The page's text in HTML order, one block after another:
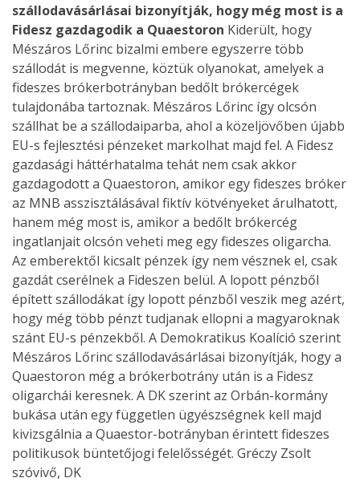
szállodavásárlásai bizonyítják, hogy még most is a
Fidesz gazdagodik a Quaestoron Kiderült, hogy
Mészáros Lőrinc bizalmi embere egyszerre több
szállodát is megvenne, köztük olyanokat, amelyek a
fideszes brókerbotrányban bedőlt brókercégek
tulajdonába tartoznak. Mészáros Lőrinc így olcsón
szállhat be a szállodaiparba, ahol a közeljövőben újabb
EU-s fejlesztési pénzeket markolhat majd fel. A Fidesz
gazdasági háttérhatalma tehát nem csak akkor
gazdagodott a Quaestoron, amikor egy fideszes bróker
az MNB asszisztálásával fiktív kötvényeket árulhatott,
hanem még most is, amikor a bedőlt brókercég
ingatlanjait olcsón veheti meg egy fideszes oligarcha.
Az emberektől kicsalt pénzek így nem vésznek el, csak
gazdát cserélnek a Fideszen belül. A lopott pénzből
épített szállodákat így lopott pénzből veszik meg azért,
hogy még több pénzt tudjanak ellopni a magyaroknak
szánt EU-s pénzekből. A Demokratikus Koalíció szerint
Mészáros Lőrinc szállodavásárlásai bizonyítják, hogy a
Quaestoron még a brókerbotrány után is a Fidesz
oligarchái keresnek. A DK szerint az Orbán-kormány
bukása után egy független ügyészségnek kell majd
kivizsgálnia a Quaestor-botrányban érintett fideszes
politikusok büntetőjogi felelősségét. Gréczy Zsolt
szóvivő, DK